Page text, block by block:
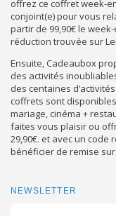
offrez ce coffret week-
conjoint(e) pour vous
partir de 99,90€ le
réduction trouvée sur
Ensuite, Cadeaubox
des activités
des centaines
coffrets sont
mariage, cinéma +
faites vous plaisir ou
29,90€. et avec un
bénéficier de remise
NEWSLETTER